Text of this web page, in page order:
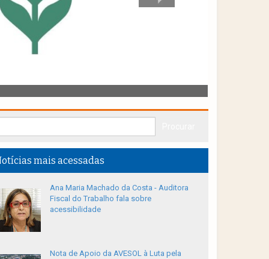
mais acessadas
Ana Maria Machado da Costa - Auditora
Fiscal do Trabalho fala sobre
acessibilidade
Nota de Apoio da AVESOL à Luta pela